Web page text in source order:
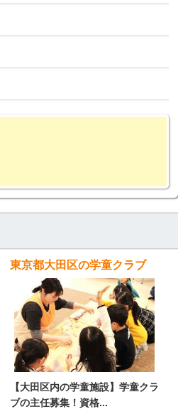
東京都大田区の学童クラブ
【大田区内の学童施設】学童クラ
ブの主任募集！資格...